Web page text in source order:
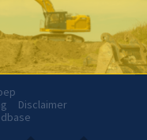
Disclaimer